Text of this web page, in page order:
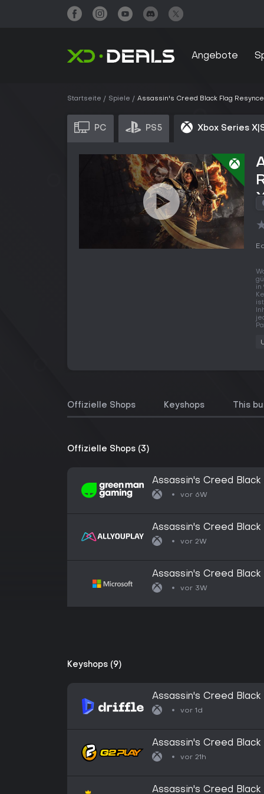
Angebote
Startseite Spiele Assassin's Creed Black Flag
PC PS5 Xbox Series
in
Offizielle Shops Keyshops This
Offizielle Shops (3)
Assassin's Creed
vor 6W
Assassin's Creed
vor 2W
Assassin's Creed
vor 3W
Keyshops (9)
Assassin's Creed
(Europe) (Xbox Series
vor 1d
Assassin's Creed
European Union Xbox
vor 21h
Assassin's Creed